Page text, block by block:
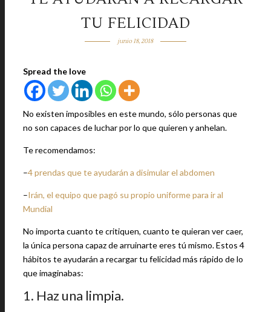
TU FELICIDAD
junio 18, 2018
Spread the love
No existen imposibles en este mundo, sólo personas que
no son capaces de luchar por lo que quieren y anhelan.
Te recomendamos:
–4 prendas que te ayudarán a disimular el abdomen
–Irán, el equipo que pagó su propio uniforme para ir al
Mundial
No importa cuanto te critiquen, cuanto te quieran ver caer,
la única persona capaz de arruinarte eres tú mismo. Estos 4
hábitos te ayudarán a recargar tu felicidad más rápido de lo
que imaginabas:
1. Haz una limpia.